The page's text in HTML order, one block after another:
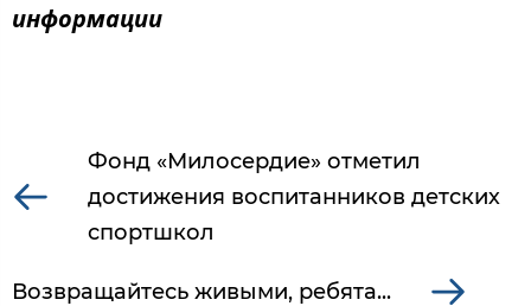
информации
Фонд «Милосердие» отметил
достижения воспитанников детских
спортшкол
Возвращайтесь живыми, ребята...